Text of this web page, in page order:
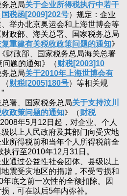
总局关于企业所得税执行中若干
国税函[2009]202号）规定：企业
举办北京奥运会和上海世博会等
政部、海关总署、国家税务总局
重建有关税收政策问题的通知》
财政部、国家税务总局海关总署
题的通知》（财税[2003]10
总局关于2010年上海世博会有
财税[2005]180号）等相关规
署、国家税务总局关于支持汶川
政策问题的通知》（财税
年5月12日起，对企业、个人
以上人民政府及其部门向受灾地
所得税前和当年个人所得税前全
行至2010年12月31日。
过公益性社会团体、县级以上
震受灾地区的捐赠，不受亏损和
底之前一次性的全额扣除。因
，可在以后5年内弥补。